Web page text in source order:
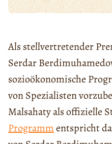
Als stellvertretender
Serdar
sozioökonomische
von Spezialisten
Malsahaty als offizielle
Programmentspricht